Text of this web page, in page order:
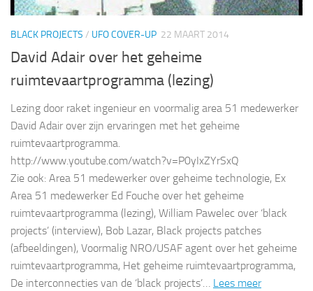
BLACK PROJECTS / UFO COVER-UP 22 MAART 2014
David Adair over het geheime
ruimtevaartprogramma (lezing)
Lezing door raket ingenieur en voormalig area 51 medewerker
David Adair over zijn ervaringen met het geheime
ruimtevaartprogramma.
http://www.youtube.com/watch?v=P0yIxZYrSxQ
Zie ook: Area 51 medewerker over geheime technologie, Ex
Area 51 medewerker Ed Fouche over het geheime
ruimtevaartprogramma (lezing), William Pawelec over ‘black
projects’ (interview), Bob Lazar, Black projects patches
(afbeeldingen), Voormalig NRO/USAF agent over het geheime
ruimtevaartprogramma, Het geheime ruimtevaartprogramma,
De interconnecties van de ‘black projects’… Lees meer